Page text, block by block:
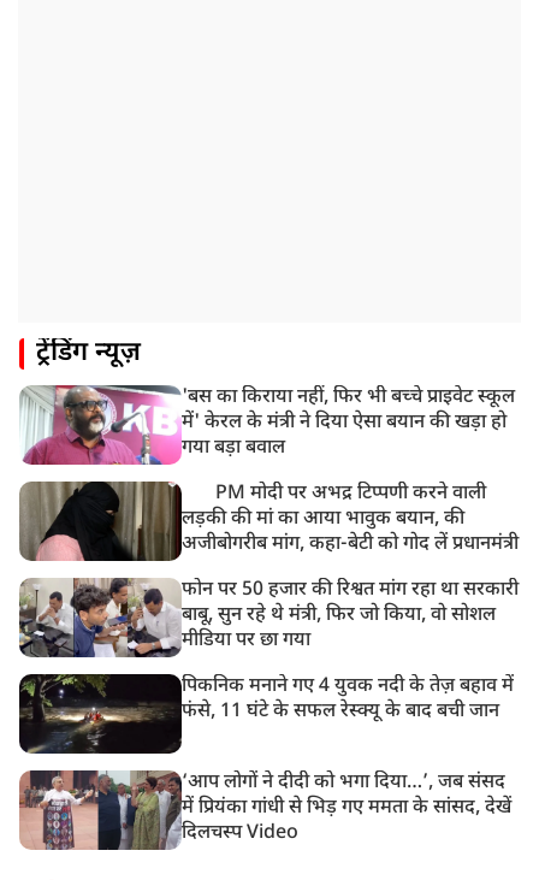
ट्रेंडिंग न्यूज़
'बस का किराया नहीं, फिर भी बच्चे प्राइवेट स्कूल
में' केरल के मंत्री ने दिया ऐसा बयान की खड़ा हो
गया बड़ा बवाल
PM मोदी पर अभद्र टिप्पणी करने वाली
लड़की की मां का आया भावुक बयान, की
अजीबोगरीब मांग, कहा-बेटी को गोद लें प्रधानमंत्री
फोन पर 50 हजार की रिश्वत मांग रहा था सरकारी
बाबू, सुन रहे थे मंत्री, फिर जो किया, वो सोशल
मीडिया पर छा गया
पिकनिक मनाने गए 4 युवक नदी के तेज़ बहाव में
फंसे, 11 घंटे के सफल रेस्क्यू के बाद बची जान
‘आप लोगों ने दीदी को भगा दिया…’, जब संसद
में प्रियंका गांधी से भिड़ गए ममता के सांसद, देखें
दिलचस्प Video